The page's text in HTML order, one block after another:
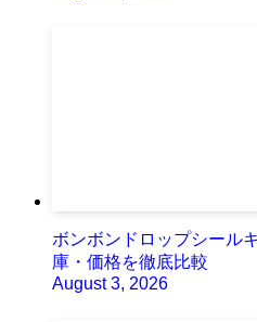
ボンボンドロップシール
庫・価格を徹底比較
August 3, 2026